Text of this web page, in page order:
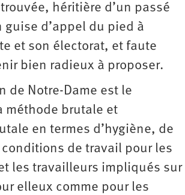
héritière d’un passé
d’appel du pied à
et son électorat, et faute
bien radieux à proposer.
de Notre-Dame est le
méthode brutale et
en termes d’hygiène, de
de travail pour les
les travailleurs impliqués sur
elleux comme pour les